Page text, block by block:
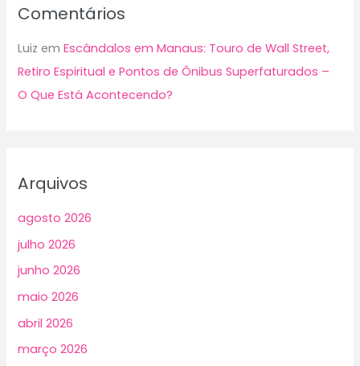
Comentários
Luiz emEscândalos em Manaus: Touro de Wall Street,
Retiro Espiritual e Pontos de Ônibus Superfaturados –
O Que Está Acontecendo?
Arquivos
agosto 2026
julho 2026
junho 2026
maio 2026
abril 2026
março 2026